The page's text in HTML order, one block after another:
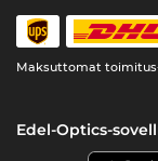
Maksuttomat
Edel-Optics-